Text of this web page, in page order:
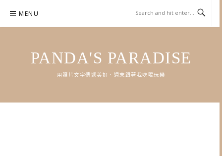
content
MENU
PANDA'S PARADISE
用照片文字傳遞美好．週末跟著我吃喝玩樂